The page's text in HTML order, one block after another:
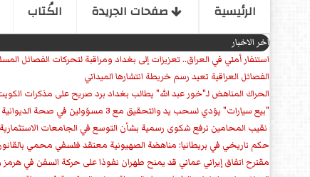
الرئیسیة صفحات الجریدة الكُتاب
اخر الاخبار
استنفار أمني في العراق.. تعزيزات إلى بغداد ومراقبة لتحركات الفصائل
الفصائل العراقية تعيد رسم خريطة انتشارها الميداني
الحراك المناهض لـ"خور عبد الله" يطالب بغداد برد صريح على مذكرات
"بيع سيارات" يؤدي لسحب يد والتحقيق مع 3 مسؤولين في صحة الديوانية
نقيب المحامين ترفع شكوى رسمية بشأن التوسع في الجامعات الاستثمارية
حكم تاريخي في بريطانيا: مناهضة الصهيونية معتقد فلسفي محمي
مقترح اتفاق إيراني عماني قد يمنح طهران نفوذا على حركة السفن في